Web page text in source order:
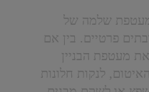
שלמה של
פרטיים. בין אם
מעטפת הבניין
לנקות חלונות